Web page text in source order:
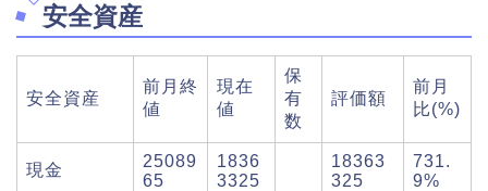
安全資産
安全資産
前月終
値
現在
値
保
有
数
評価額
前月
比(%)
現金
25089
65
1836
3325
18363
325
731.
9%